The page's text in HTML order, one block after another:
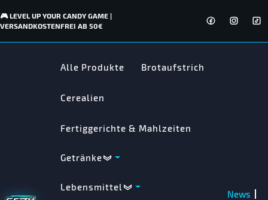
🎮 LEVEL UP YOUR CANDY GAME |
VERSANDKOSTENFREI AB 50€
Alle Produkte Brotaufstrich
Cerealien
Fertiggerichte & Mahlzeiten
Getränke
Lebensmittel
News